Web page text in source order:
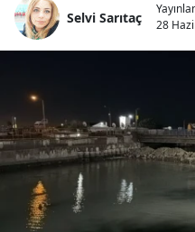
Selvi Sarıtaç
28